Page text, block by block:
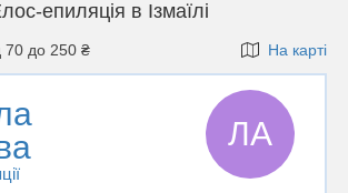
епиляція в Ізмаїлі
70 до 250 ₴ На карті
ЛА